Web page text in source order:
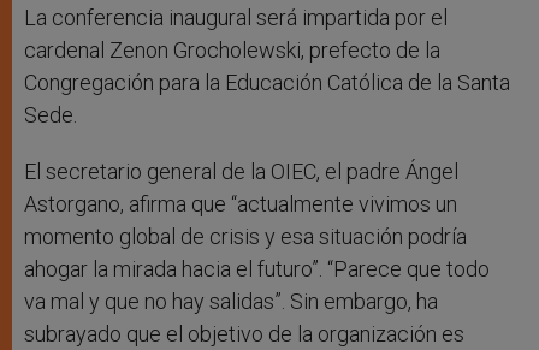
La conferencia inaugural será impartida por el
cardenal Zenon Grocholewski, prefecto de la
Congregación para la Educación Católica de la Santa
Sede.
El secretario general de la OIEC, el padre Ángel
Astorgano, afirma que “actualmente vivimos un
momento global de crisis y esa situación podría
ahogar la mirada hacia el futuro”. “Parece que todo
va mal y que no hay salidas”. Sin embargo, ha
subrayado que el objetivo de la organización es